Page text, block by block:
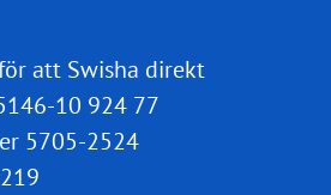
att Swisha direkt
10 924 77
5705-2524